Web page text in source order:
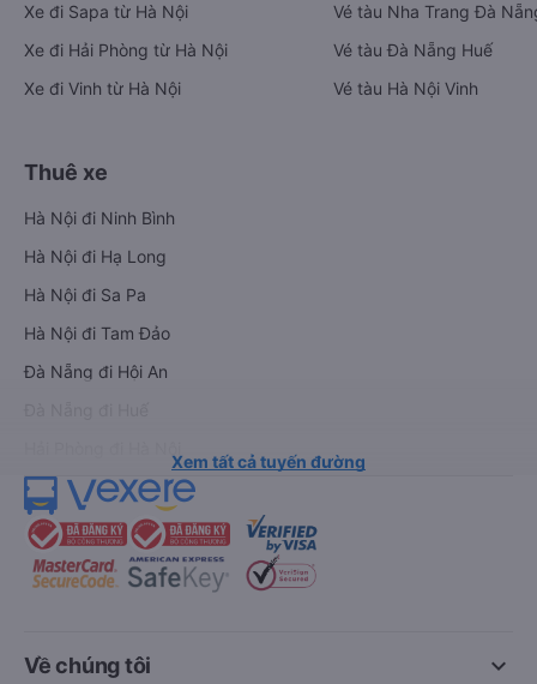
Xe đi Sapa từ Hà Nội
Xe đi Hải Phòng từ Hà Nội
Xe đi Vinh từ Hà Nội
Vé tàu Nha Trang Đà
Vé tàu Đà Nẵng Huế
Vé tàu Hà Nội Vinh
Thuê xe
Hà Nội đi Ninh Bình
Hà Nội đi Hạ Long
Hà Nội đi Sa Pa
Hà Nội đi Tam Đảo
Đà Nẵng đi Hội An
Xem tất cả tuyến đường
keyboard_arrow_down
Về chúng tôi